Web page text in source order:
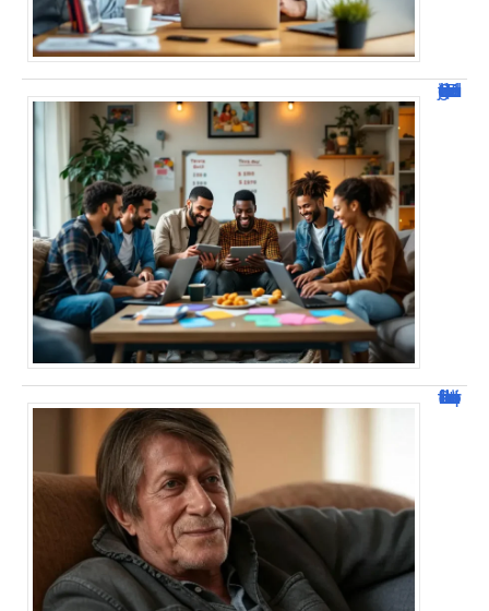
JetPunk : Quiz et jeux de culture générale
Jacques Dutronc fortune : estimation et sources de richesse !